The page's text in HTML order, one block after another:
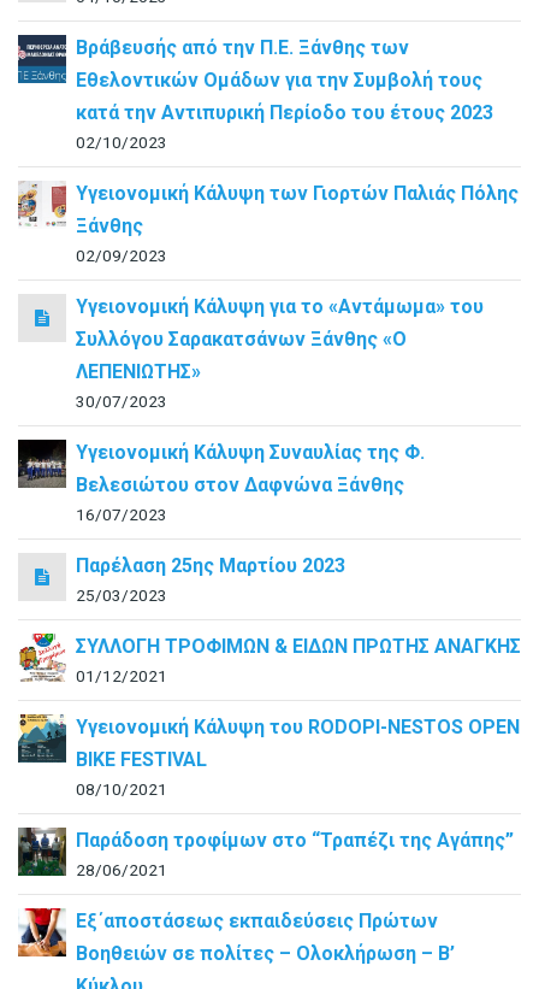
Βράβευσής από την Π.Ε. Ξάνθης των
Εθελοντικών Ομάδων για την Συμβολή τους
κατά την Αντιπυρική Περίοδο του έτους 2023
02/10/2023
Υγειονομική Κάλυψη των Γιορτών Παλιάς Πόλης
Ξάνθης
02/09/2023
Υγειονομική Κάλυψη για το «Αντάμωμα» του
Συλλόγου Σαρακατσάνων Ξάνθης «Ο
ΛΕΠΕΝΙΩΤΗΣ»
30/07/2023
Υγειονομική Κάλυψη Συναυλίας της Φ.
Βελεσιώτου στον Δαφνώνα Ξάνθης
16/07/2023
Παρέλαση 25ης Μαρτίου 2023
25/03/2023
ΣΥΛΛΟΓΗ ΤΡΟΦΙΜΩΝ & ΕΙΔΩΝ ΠΡΩΤΗΣ ΑΝΑΓΚΗΣ
01/12/2021
Υγειονομική Κάλυψη του RODOPI-NESTOS OPEN
BIKE FESTIVAL
08/10/2021
Παράδοση τροφίμων στο “Τραπέζι της Αγάπης”
28/06/2021
Εξ΄αποστάσεως εκπαιδεύσεις Πρώτων
Βοηθειών σε πολίτες – Ολοκλήρωση – B’